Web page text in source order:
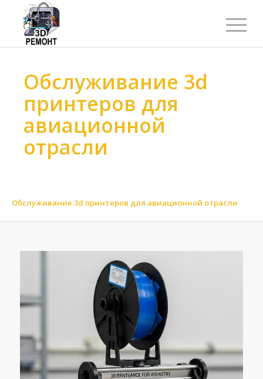
Обслуживание 3d
принтеров для
авиационной
отрасли
Обслуживание 3d принтеров для авиационной отрасли